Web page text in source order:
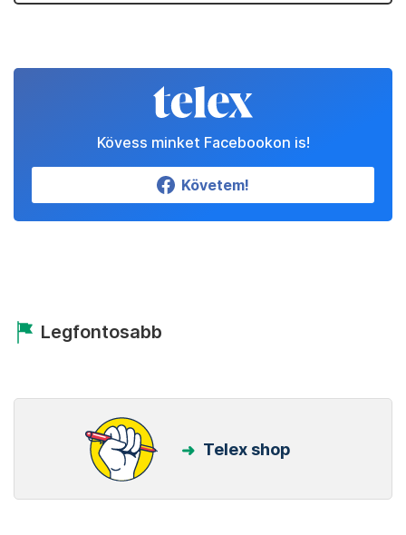
Kövess minket Facebookon is!
Követem!
Legfontosabb
Telex shop